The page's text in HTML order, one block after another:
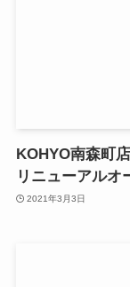
KOHYO南森町
リニューアルオ
2021年3月3日